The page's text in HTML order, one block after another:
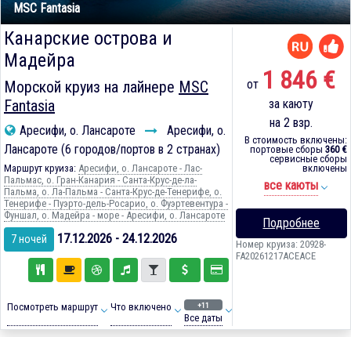
MSC Fantasia
Канарские острова и
Мадейра
Морской круиз на лайнере MSC
Fantasia
Аресифи, о. Лансароте
Аресифи, о.
Лансароте (6 городов/портов в 2 странах)
Маршрут круиза: Аресифи, о. Лансароте - Лас-
Пальмас, о. Гран-Канария - Санта-Крус-де-ла-
Пальма, о. Ла-Пальма - Санта-Крус-де-Тенерифе, о.
Тенерифе - Пуэрто-дель-Росарио, о. Фуэртевентура -
Фуншал, о. Мадейра - море - Аресифи, о. Лансароте
7 ночей 17.12.2026 - 24.12.2026
Посмотреть маршрут Что включено +11
Все даты
от 1 846 €
за каюту
на 2 взр.
В стоимость включены:
портовые сборы 360 €
сервисные сборы
включены
все каюты
Подробнее
Номер круиза: 20928-
FA20261217ACEACE